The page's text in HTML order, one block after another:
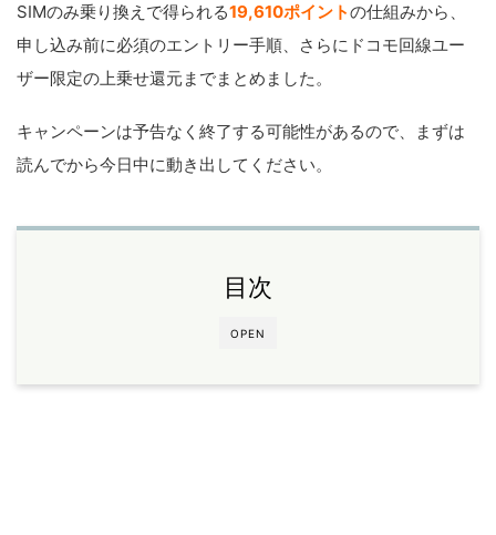
SIMのみ乗り換えで得られる19,610ポイントの仕組みから、
申し込み前に必須のエントリー手順、さらにドコモ回線ユー
ザー限定の上乗せ還元までまとめました。
キャンペーンは予告なく終了する可能性があるので、まずは
読んでから今日中に動き出してください。
OPEN
目次